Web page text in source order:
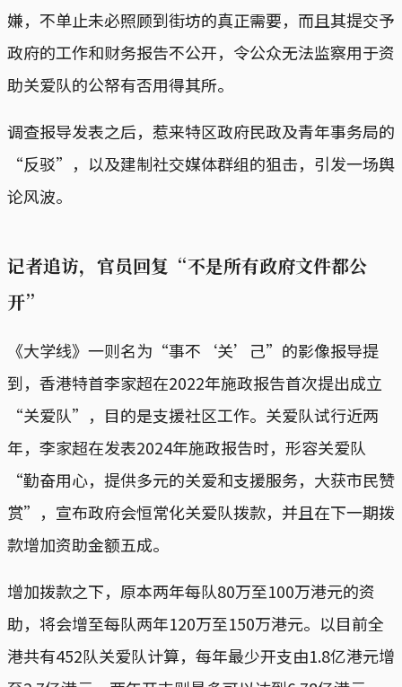
嫌，不单止未必照顾到街坊的真正需要，而且其提交予
政府的工作和财务报告不公开，令公众无法监察用于资
助关爱队的公帑有否用得其所。
调查报导发表之后，惹来特区政府民政及青年事务局的
“反驳”，以及建制社交媒体群组的狙击，引发一场舆
论风波。
记者追访，官员回复“不是所有政府文件都公
开”
《大学线》一则名为“事不‘关’己”的影像报导提
到，香港特首李家超在2022年施政报告首次提出成立
“关爱队”，目的是支援社区工作。关爱队试行近两
年，李家超在发表2024年施政报告时，形容关爱队
“勤奋用心，提供多元的关爱和支援服务，大获市民赞
赏”，宣布政府会恒常化关爱队拨款，并且在下一期拨
款增加资助金额五成。
增加拨款之下，原本两年每队80万至100万港元的资
助，将会增至每队两年120万至150万港元。以目前全
港共有452队关爱队计算，每年最少开支由1.8亿港元增